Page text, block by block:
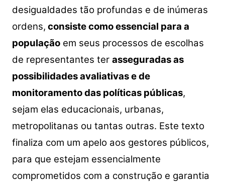
desigualdades tão profundas e de inúmeras
ordens, consiste como essencial para a
populaçãoem seus processos de escolhas
de representantes ter asseguradas as
possibilidades avaliativas e de
monitoramento das políticas públicas,
sejam elas educacionais, urbanas,
metropolitanas ou tantas outras. Este texto
finaliza com um apelo aos gestores públicos,
para que estejam essencialmente
comprometidos com a construção e garantia